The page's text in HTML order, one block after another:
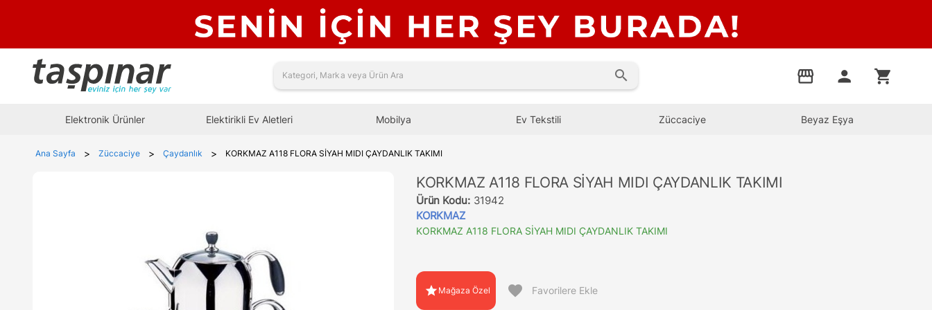
search storefront person shopping_cart
Elektronik Ürünler Elektirikli Ev Aletleri Mobilya Ev Tekstili Züccaciye Beyaz Eşya
Ana Sayfa > Züccaciye > Çaydanlık > KORKMAZ A118 FLORA SİYAH MIDI ÇAYDANLIK TAKIMI
KORKMAZ A118 FLORA SİYAH MIDI ÇAYDANLIK TAKIMI
Ürün Kodu: 31942
KORKMAZ
KORKMAZ A118 FLORA SİYAH MIDI ÇAYDANLIK TAKIMI
star Mağaza Özel favorite Favorilere Ekle